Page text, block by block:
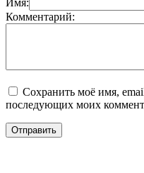
Комментарий:
Сохранить моё имя,
последующих моих